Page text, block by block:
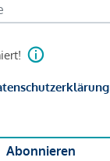
Abonnieren